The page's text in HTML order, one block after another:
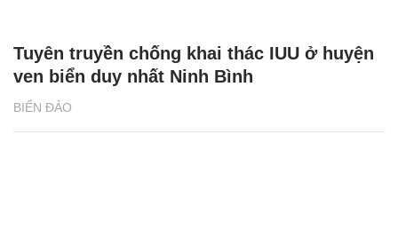
BIỂN ĐẢO
Tuyên truyền chống khai thác IUU ở huyện
ven biển duy nhất Ninh Bình